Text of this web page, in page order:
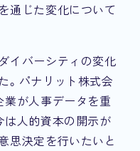
通じた変化について
イバーシティの変化
。パナリット株式会
業が人事データを重
は人的資本の開示が
思決定を行いたいと